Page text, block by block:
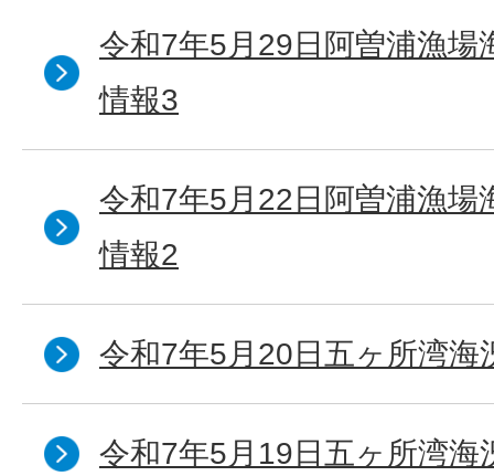
令和7年5月29日阿曽浦漁場
情報3
令和7年5月22日阿曽浦漁場
情報2
令和7年5月20日五ヶ所湾海
令和7年5月19日五ヶ所湾海